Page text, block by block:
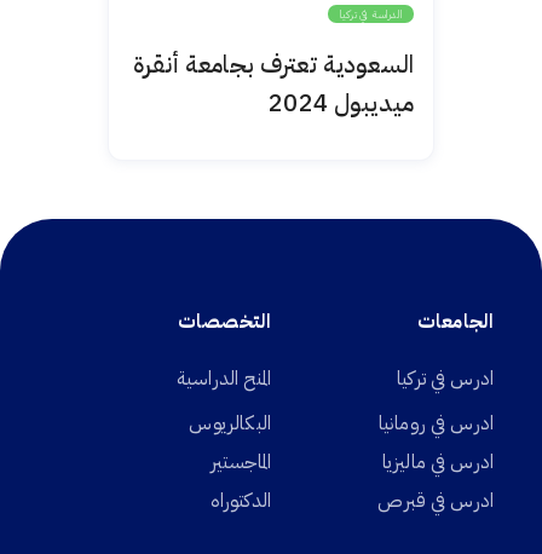
الدراسة في تركيا
السعودية تعترف بجامعة أنقرة
ميديبول 2024
الجامعات
ادرس في تركيا
ادرس في رومانيا
ادرس في ماليزيا
ادرس في قبرص
التخصصات
المنح الدراسية
البكالريوس
الماجستير
الدكتوراه